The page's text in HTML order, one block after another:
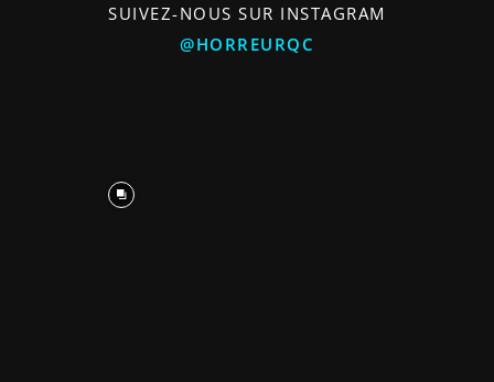
SUIVEZ-NOUS SUR INSTAGRAM
@HORREURQC